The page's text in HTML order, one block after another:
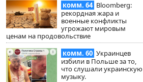
комм. 64 Bloomberg:
рекордная жара и
военные конфликты
угрожают мировым
ценам на продовольствие
комм. 60 Украинцев
избили в Польше за то,
что слушали украинскую
музыку.